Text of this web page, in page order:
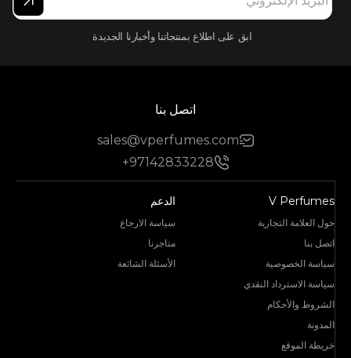
ابق على اطلاع بمنتجاتنا وأخبارنا الجديدة
اتصل بنا
sales@vperfumes.com
+97142833228
V Perfumes
حول العلامة التجارية
اتصل بنا
سياسة الخصوصية
سياسة الاسترداد النقدي
الشروط والأحكام
المدونة
خريطة الموقع
الدعم
سياسة الارجاع
متاجرنا
الأسئلة الشائعة